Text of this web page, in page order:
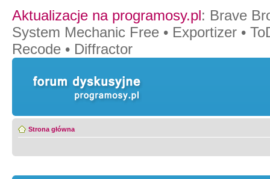
Aktualizacje na programosy.pl: Brave
System Mechanic Free • Exportizer •
Recode • Diffractor
Strona główna